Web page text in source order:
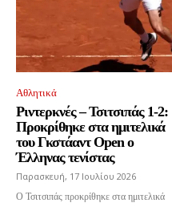
Αθλητικά
Ριντερκνές – Τσιτσιπάς 1-2:
Προκρίθηκε στα ημιτελικά
του Γκστάαντ Open ο
Έλληνας τενίστας
Παρασκευή, 17 Ιουλίου 2026
Ο Τσιτσιπάς προκρίθηκε στα ημιτελικά